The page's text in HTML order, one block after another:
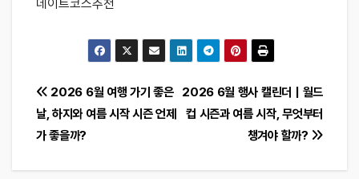
데이트코스추천
글
탐
색
2026 6월 행사 캘린더｜월드
컵 시즌과 여름 시작, 무엇부터
챙겨야 할까?
2026 6월 여행 가기 좋은
날, 하지와 여름 시작 시즌 언제
가 좋을까?